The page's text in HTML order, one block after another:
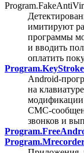
имитируют
программы
и вводить
оплатить
Android-
на
модификации
СМС-
звонков и